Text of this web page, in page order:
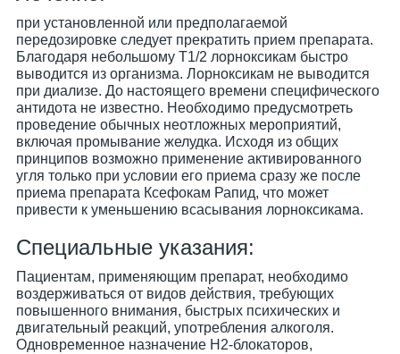
при установленной или предполагаемой
передозировке следует прекратить прием препарата.
Благодаря небольшому T1/2 лорноксикам быстро
выводится из организма. Лорноксикам не выводится
при диализе. До настоящего времени специфического
антидота не известно. Необходимо предусмотреть
проведение обычных неотложных мероприятий,
включая промывание желудка. Исходя из общих
принципов возможно применение активированного
угля только при условии его приема сразу же после
приема препарата Ксефокам Рапид, что может
привести к уменьшению всасывания лорноксикама.
Специальные указания:
Пациентам, применяющим препарат, необходимо
воздерживаться от видов действия, требующих
повышенного внимания, быстрых психических и
двигательный реакций, употребления алкоголя.
Одновременное назначение Н2-блокаторов,